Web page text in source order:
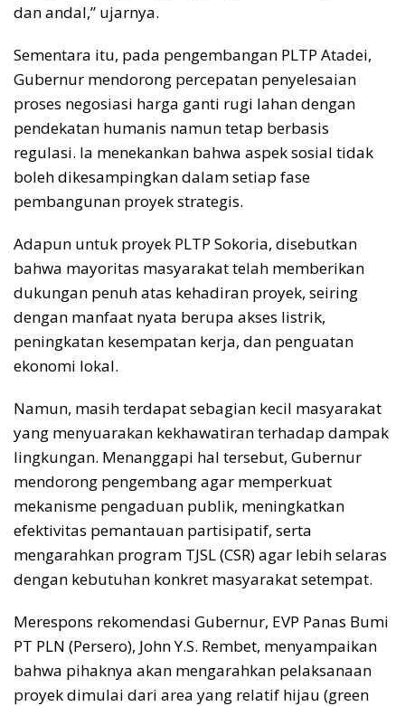
dan andal,” ujarnya.
Sementara itu, pada pengembangan PLTP Atadei,
Gubernur mendorong percepatan penyelesaian
proses negosiasi harga ganti rugi lahan dengan
pendekatan humanis namun tetap berbasis
regulasi. Ia menekankan bahwa aspek sosial tidak
boleh dikesampingkan dalam setiap fase
pembangunan proyek strategis.
Adapun untuk proyek PLTP Sokoria, disebutkan
bahwa mayoritas masyarakat telah memberikan
dukungan penuh atas kehadiran proyek, seiring
dengan manfaat nyata berupa akses listrik,
peningkatan kesempatan kerja, dan penguatan
ekonomi lokal.
Namun, masih terdapat sebagian kecil masyarakat
yang menyuarakan kekhawatiran terhadap dampak
lingkungan. Menanggapi hal tersebut, Gubernur
mendorong pengembang agar memperkuat
mekanisme pengaduan publik, meningkatkan
efektivitas pemantauan partisipatif, serta
mengarahkan program TJSL (CSR) agar lebih selaras
dengan kebutuhan konkret masyarakat setempat.
Merespons rekomendasi Gubernur, EVP Panas Bumi
PT PLN (Persero), John Y.S. Rembet, menyampaikan
bahwa pihaknya akan mengarahkan pelaksanaan
proyek dimulai dari area yang relatif hijau (green